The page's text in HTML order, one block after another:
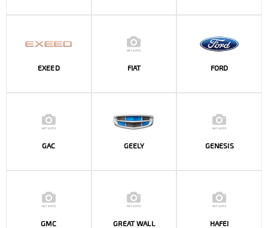
EXEED FIAT FORD
GAC GEELY GENESIS
GMC GREAT WALL HAFEI